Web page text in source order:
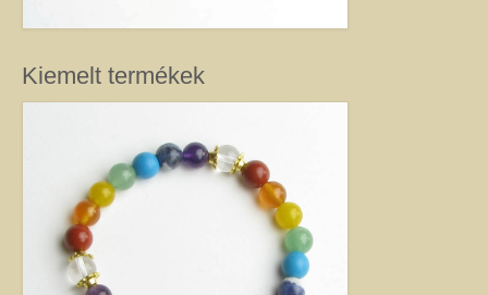
ékszereket gondosan válogatott valódi ásvány, féldrágakő, kristály
pozitív hatásával rendelkeznek. (Néha gyöngy, strassz vagy fém díszítést is
kategóriában megtalálja azt, amely kiemeli egyénisége szépségét. Ha
ajándék ötletek miatt kereste fel ezt az oldalt, akkor jó helyen jár. Az egyedi,
kézimunkával készült alkotás mindig értéket képvisel. Remek ajándék
nőknek.
Fantázia ékszer
Ezen az oldalon olyan különleges és divatos ékszereket talál, amelyeket csak
Kiemelt termékek